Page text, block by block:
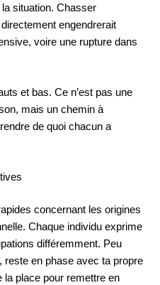
situation. Chasser
engendrerait
voire une rupture dans
et bas. Ce n’est pas une
mais un chemin à
de quoi chacun a
concernant les origines
Chaque individu exprime
différemment. Peu
en phase avec ta propre
la place pour remettre en